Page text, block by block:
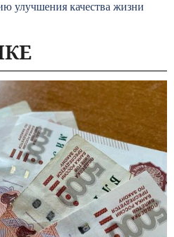
улучшения качества жизни